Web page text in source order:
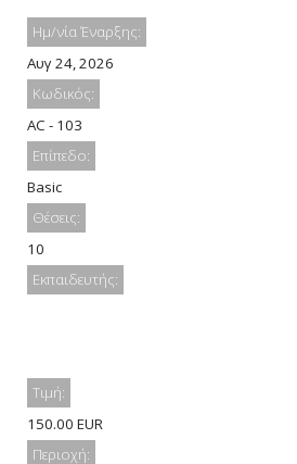
Ημ/νία Έναρξης:
Αυγ 24, 2026
Κωδικός:
AC - 103
Επίπεδο:
Basic
Θέσεις:
10
Εκπαιδευτής:
Τιμή:
150.00 EUR
Περιοχή: